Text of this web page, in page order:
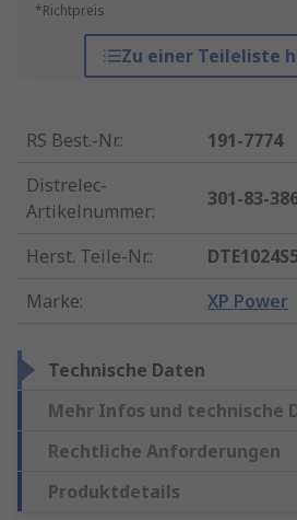
*Richtpreis
Zu einer Teileliste
RS Best.-Nr.:
191-7774
Distrelec-
Artikelnummer:
301-83-
Herst. Teile-Nr.:
Marke: XP Power
Technische Daten
Mehr Infos und technische
Rechtliche Anforderungen
Produktdetails